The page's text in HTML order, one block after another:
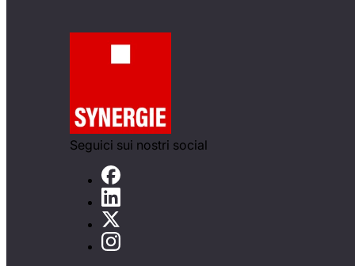
Seguici sui nostri social